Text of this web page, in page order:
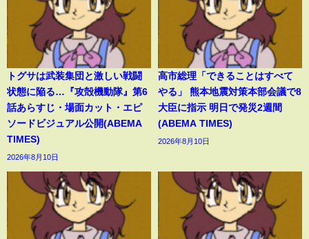
トグサは武装集団と激しい戦闘
状態に陥る…『攻殻機動隊』第6
話あらすじ・場面カット・エピ
ソードビジュアル公開(ABEMA
TIMES)
2026年8月10日
高市総理「できることはすべて
やる」 熊本地震対策本部会議で8
大臣に指示 明日で発災2週間
(ABEMA TIMES)
2026年8月10日